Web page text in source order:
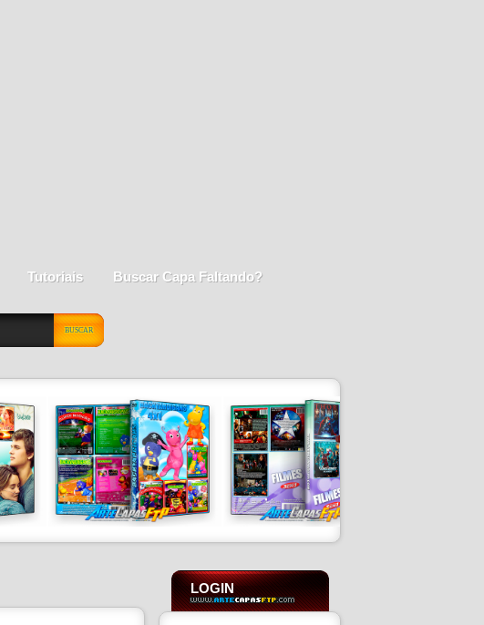
Tutoriais Buscar Capa Faltando?
BUSCAR
LOGIN